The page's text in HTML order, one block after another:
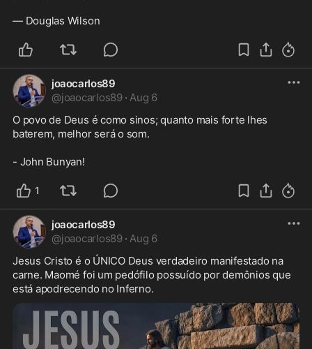
— Douglas Wilson
joaocarlos89
@joaocarlos89 · Aug 6
O povo de Deus é como sinos; quanto mais forte lhes
baterem, melhor será o som.
- John Bunyan!
1
joaocarlos89
@joaocarlos89 · Aug 6
Jesus Cristo é o ÚNICO Deus verdadeiro manifestado na
carne. Maomé foi um pedófilo possuído por demônios que
está apodrecendo no Inferno.